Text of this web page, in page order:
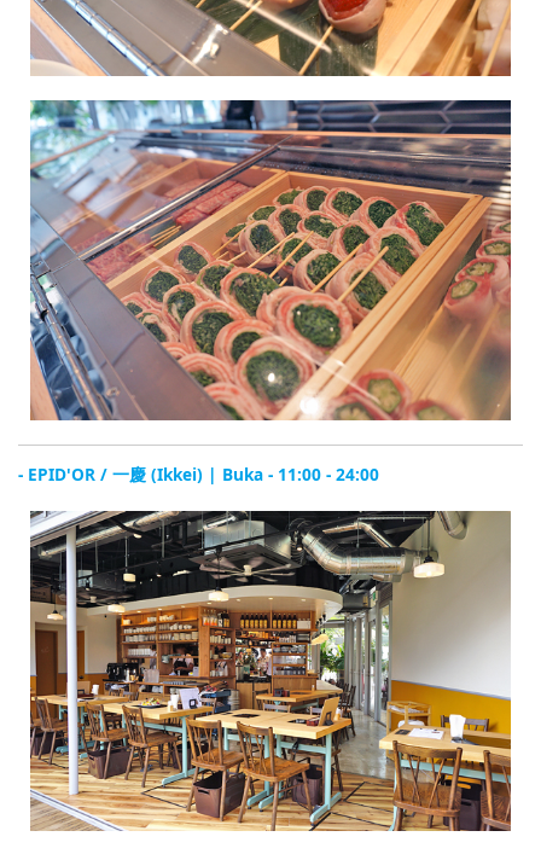
- EPID'OR / 一慶 (Ikkei) | Buka - 11:00 - 24:00